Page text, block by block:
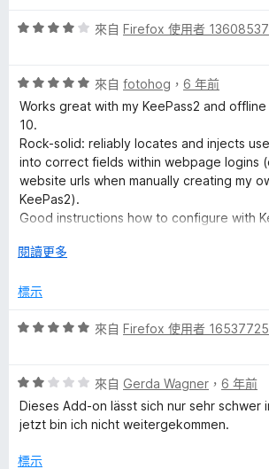
a
n
a
g
e
的
評
論
評
分
，
滿
分
5
分
來自 Firefox 使用者 13608537
評
價
5
分
，
滿
分
5
來自 fotohog ， 6 年前
Works great with my KeePass2 and
10.
Rock-solid: reliably locates and injects
into correct fields within webpage logins
website urls when manually creating my
KeePas2).
Good instructions how to configure with
install), so I can continue using my own
Kudos for continuing to support this
team. Thank you for making an amazing
展
後
閱讀更多
標示
評
分
，
滿
5
來自 Firefox 使用者 16537725
評
價
2
，
來自 Gerda Wagner ， 6 年前
Dieses Add-on lässt sich nur sehr schwer
jetzt bin ich nicht weitergekommen.
標示